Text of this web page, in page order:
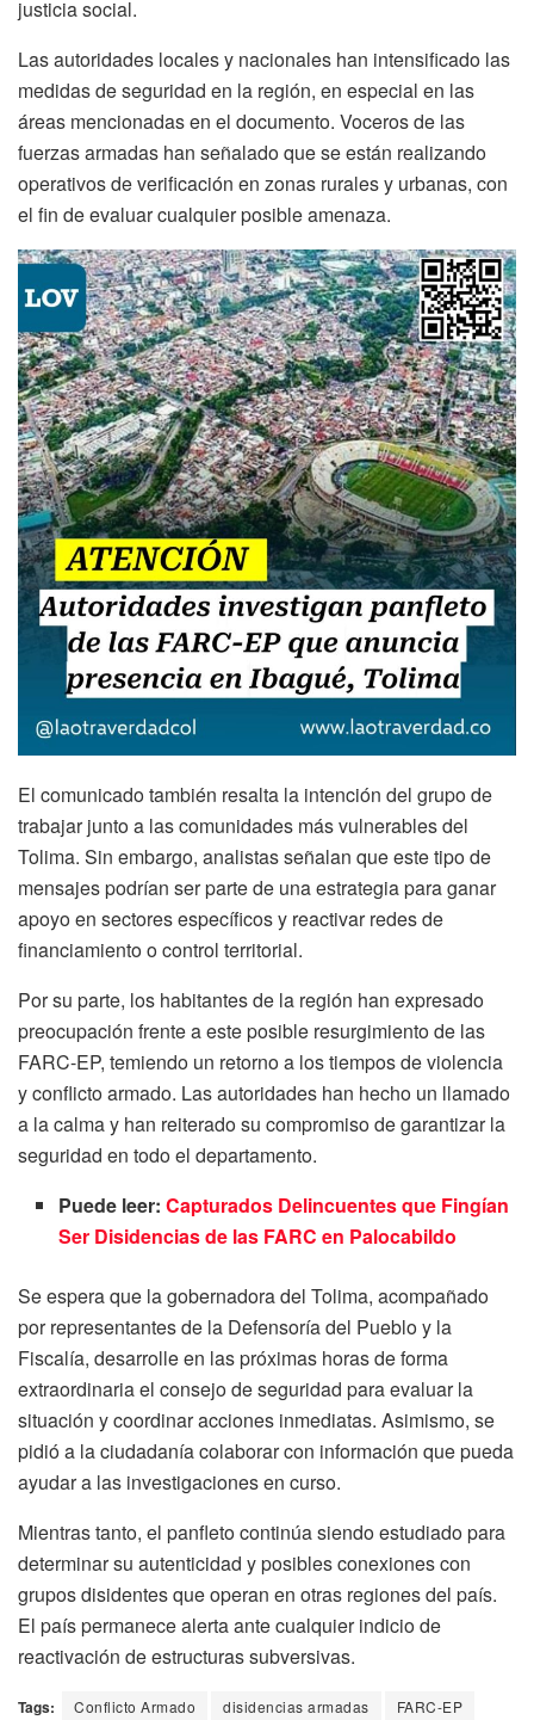
justicia social.
Las autoridades locales y nacionales han intensificado las
medidas de seguridad en la región, en especial en las
áreas mencionadas en el documento. Voceros de las
fuerzas armadas han señalado que se están realizando
operativos de verificación en zonas rurales y urbanas, con
el fin de evaluar cualquier posible amenaza.
El comunicado también resalta la intención del grupo de
trabajar junto a las comunidades más vulnerables del
Tolima. Sin embargo, analistas señalan que este tipo de
mensajes podrían ser parte de una estrategia para ganar
apoyo en sectores específicos y reactivar redes de
financiamiento o control territorial.
Por su parte, los habitantes de la región han expresado
preocupación frente a este posible resurgimiento de las
FARC-EP, temiendo un retorno a los tiempos de violencia
y conflicto armado. Las autoridades han hecho un llamado
a la calma y han reiterado su compromiso de garantizar la
seguridad en todo el departamento.
Puede leer:Capturados Delincuentes que Fingían
Ser Disidencias de las FARC en Palocabildo
Se espera que la gobernadora del Tolima, acompañado
por representantes de la Defensoría del Pueblo y la
Fiscalía, desarrolle en las próximas horas de forma
extraordinaria el consejo de seguridad para evaluar la
situación y coordinar acciones inmediatas. Asimismo, se
pidió a la ciudadanía colaborar con información que pueda
ayudar a las investigaciones en curso.
Mientras tanto, el panfleto continúa siendo estudiado para
determinar su autenticidad y posibles conexiones con
grupos disidentes que operan en otras regiones del país.
El país permanece alerta ante cualquier indicio de
reactivación de estructuras subversivas.
Tags: Conflicto Armado disidencias armadas
FARC-EP